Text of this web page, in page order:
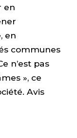
en
en
communes
n’est pas
», ce
Avis